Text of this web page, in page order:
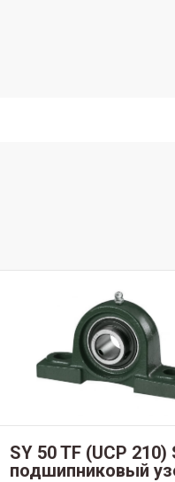
SY 50 TF (UCP 210)
подшипниковый